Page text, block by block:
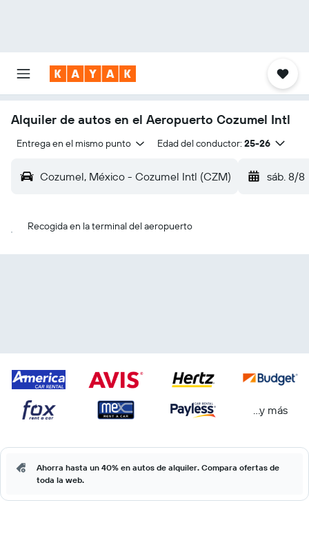
Alquiler de autos en el Aeropuerto Cozumel Intl
Entrega en el mismo punto Edad del conductor: 25-26
Cozumel, México - Cozumel Intl (CZM) sáb. 8/8
Recogida en la terminal del aeropuerto
...y más
Ahorra hasta un 40% en autos de alquiler. Compara ofertas de
toda la web.